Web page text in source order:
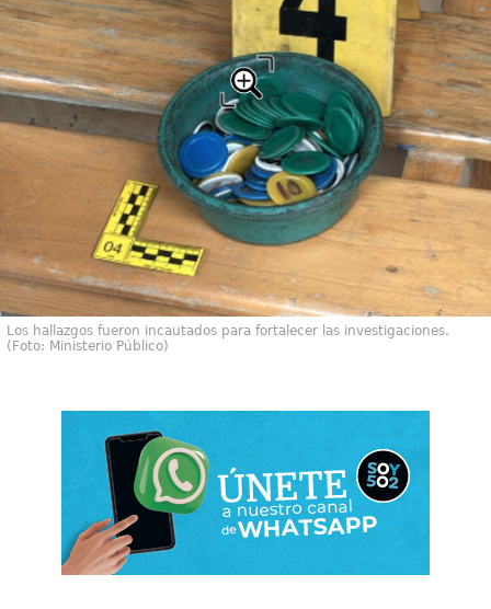
Los hallazgos fueron incautados para fortalecer las investigaciones.
(Foto: Ministerio Público)